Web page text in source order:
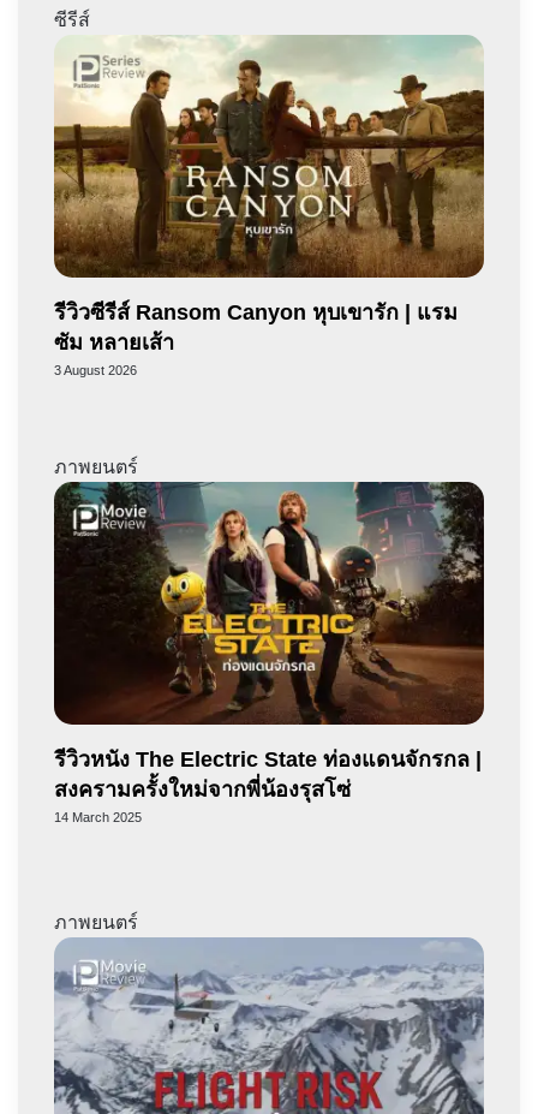
ซีรีส์
รีวิวซีรีส์ Ransom Canyon หุบเขารัก | แรม
ซัม หลายเส้า
3 August 2026
ภาพยนตร์
รีวิวหนัง The Electric State ท่องแดนจักรกล |
สงครามครั้งใหม่จากพี่น้องรุสโซ่
14 March 2025
ภาพยนตร์